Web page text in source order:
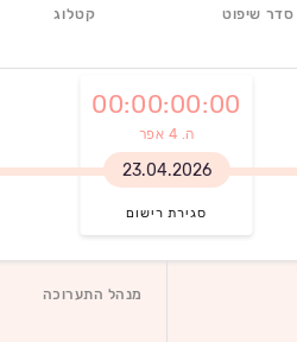
סדר שיפוט קטלוג
00:00:00:00
ה. 4 אפר
23.04.2026
סגירת רישום
מנהל התערוכה